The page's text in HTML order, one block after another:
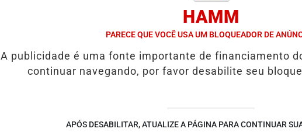
COLUNAS / GUIA COMERCIAL / EDIÇÕES /
HAMM
PARECE QUE VOCÊ USA UM BLOQUEADOR DE
A publicidade é uma fonte importante de financiamento
continuar navegando, por favor desabilite seu
APÓS DESABILITAR, ATUALIZE A PÁGINA PARA CONTINUAR